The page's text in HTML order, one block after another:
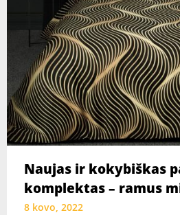
Naujas ir kokybiškas
komplektas – ramus
8 kovo, 2022